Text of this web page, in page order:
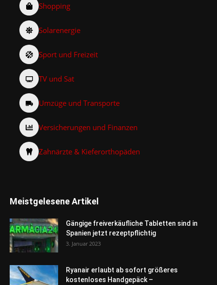
Shopping
Solarenergie
Sport und Freizeit
TV und Sat
Umzüge und Transporte
Versicherungen und Finanzen
Zahnärzte & Kieferorthopäden
Meistgelesene Artikel
Gängige freiverkäufliche Tabletten sind in
Spanien jetzt rezeptpflichtig
3. Januar 2023
Ryanair erlaubt ab sofort größeres
kostenloses Handgepäck –